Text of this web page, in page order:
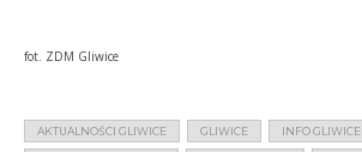
fot. ZDM Gliwice
AKTUALNOŚCI GLIWICE GLIWICE INFO GLIWICE